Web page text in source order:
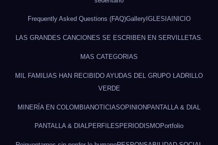
Frequently Asked Questions (FAQ)GalleryIGLESIAINICIO
LAS GRANDES CANCIONES SE ESCRIBEN EN SERVILLETAS.
MAS CATEGORIAS
MIL FAMILIAS HAN RECIBIDO AYUDAS DEL GRUPO LADRILLO
VERDE
MINERÍA EN COLOMBIANOTICIASOPINIONPANTALLA & DIAL
PANTALLA & DIALPERFILES PERIODISMOPortfolio